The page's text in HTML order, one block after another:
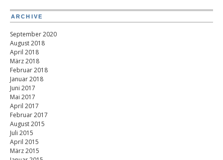
ARCHIVE
September 2020
August 2018
April 2018
März 2018
Februar 2018
Januar 2018
Juni 2017
Mai 2017
April 2017
Februar 2017
August 2015
Juli 2015
April 2015
März 2015